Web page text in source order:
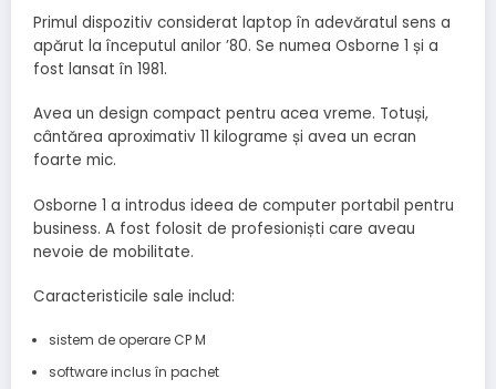
Primul dispozitiv considerat laptop în adevăratul sens a
apărut la începutul anilor ’80. Se numea Osborne 1 și a
fost lansat în 1981.
Avea un design compact pentru acea vreme. Totuși,
cântărea aproximativ 11 kilograme și avea un ecran
foarte mic.
Osborne 1 a introdus ideea de computer portabil pentru
business. A fost folosit de profesioniști care aveau
nevoie de mobilitate.
Caracteristicile sale includ:
sistem de operare CP M
software inclus în pachet